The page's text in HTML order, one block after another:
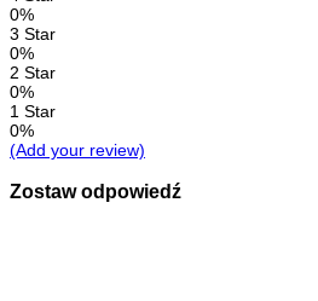
0%
3 Star
0%
2 Star
0%
1 Star
0%
(Add your review)
Zostaw odpowiedź